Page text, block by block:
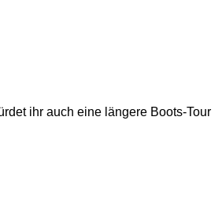
ihr auch eine längere Boots-Tour